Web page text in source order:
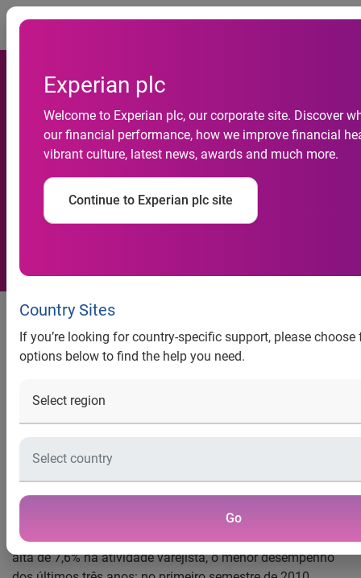
Experian plc
Welcome to Experian plc, our corporate site. Discover
our financial performance, how we improve financial
vibrant culture, latest news, awards and much more.
Continue to Experian plc site
Country Sites
If you’re looking for country-specific support, please choose
options below to find the help you need.
Go
Atividade do comércio fecha
o semestre com alta de 7,6%,
revela Serasa Experian
Atividade do comércio fecha o
semestre com alta de 7,6%,
revela Serasa Experian
Foi o menor ritmo de crescimento dos últimos três anos
De acordo com oIndicador Serasa Experian de Atividade
do Comércio,o movimento dos consumidores nas lojas em
todo o país recuou 0,2% em junho/12 na comparação com
maio/12, já efetuados os devidos ajustes sazonais. Com
este resultado, o primeiro semestre de 2012 encerrou com
alta de 7,6% na atividade varejista, o menor desempenho